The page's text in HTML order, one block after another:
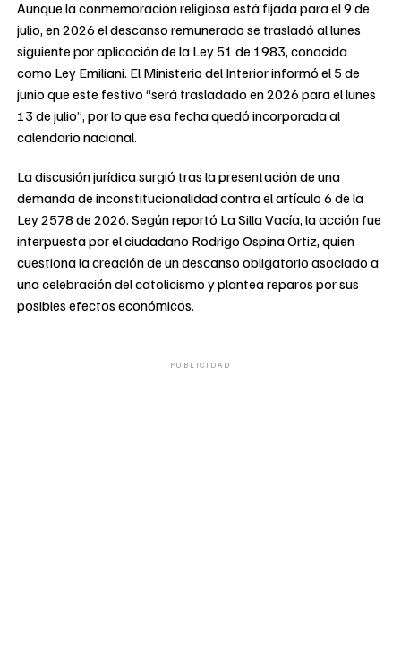
Aunque la conmemoración religiosa está fijada para el 9 de
julio, en 2026 el descanso remunerado se trasladó al lunes
siguiente por aplicación de la Ley 51 de 1983, conocida
como Ley Emiliani. El Ministerio del Interior informó el 5 de
junio que este festivo “será trasladado en 2026 para el lunes
13 de julio”, por lo que esa fecha quedó incorporada al
calendario nacional.
La discusión jurídica surgió tras la presentación de una
demanda de inconstitucionalidad contra el artículo 6 de la
Ley 2578 de 2026. Según reportó La Silla Vacía, la acción fue
interpuesta por el ciudadano Rodrigo Ospina Ortiz, quien
cuestiona la creación de un descanso obligatorio asociado a
una celebración del catolicismo y plantea reparos por sus
posibles efectos económicos.
PUBLICIDAD